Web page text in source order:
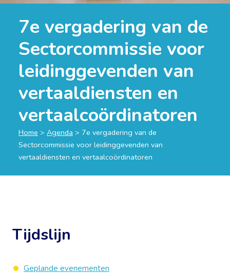
7e vergadering van de
Sectorcommissie voor
leidinggevenden van
vertaaldiensten en
vertaalcoördinatoren
Home > Agenda > 7e vergadering van de
Sectorcommissie voor leidinggevenden van
vertaaldiensten en vertaalcoördinatoren
Tijdslijn
Geplande evenementen